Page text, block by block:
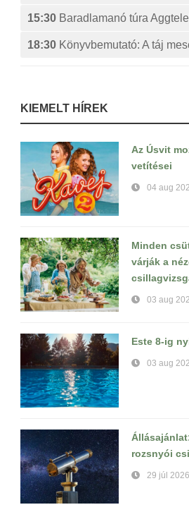
15:30 Baradlamanó túra
18:30 Könyvbemutató: A táj
KIEMELT HÍREK
Az Úsvit
vetítései
04 aug
Minden
várják a
03 aug
Este 8-ig
03 aug
rozsnyói
29 júl 2026